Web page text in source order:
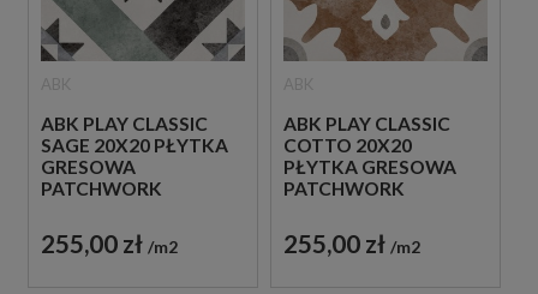
ABK PLAY CLASSIC
SAGE 20X20 PŁYTKA
GRESOWA
PATCHWORK
255,00 zł m2
ABK PLAY CLASSIC
COTTO 20X20
PŁYTKA GRESOWA
PATCHWORK
255,00 zł m2